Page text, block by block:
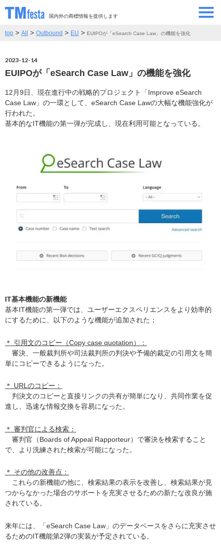
国内外の商標情報を提供します
SEMINAR/EVENT
ABOUT
CONTRIBUTORS 情報提供者
CONTACT お問い合わせ
top > All > Outbound > EU > EUIPOが「eSearch Case Law」の機能を強化
2023-12-14
EUIPOが「eSearch Case Law」の機能を強化
12月9日、現在進行中の戦略的プロジェクト「Improve eSearch
Case Law」の一環として、eSearch Case Lawの大幅な機能強化が
行われた。
基本的なIT機能の第一弾が完成し、現在利用可能となっている。
IT基本機能の新機能
基本IT機能の第一弾では、ユーザーエクスペリエンスをより効率的
にするために、以下のような機能が追加された；
＊ 引用文のコピー（Copy case quotation）：
審決、一般裁判所や司法裁判所の判決や予備的裁定の引用文を簡
単にコピーできるようになった。
＊ URLのコピー：
判決文のコピーと直接リンクの共有が簡単になり、共同作業を促
進し、迅速な情報交換を容易になった。
＊ 審判官による検索：
審判官（Boards of Appeal Rapporteur）で審決を検索すること
で、より洗練された検索が可能になった。
＊ その他の改善点：
これらの新機能の他に、検索結果の表示を改善し、検索結果が見
つからなかった場合のサポートを充実させるための新たな改良が施
されている。
来年には、「eSearch Case Law」のデータベースをさらに充実させ
るためのIT機能第2弾の実装が予定されている。